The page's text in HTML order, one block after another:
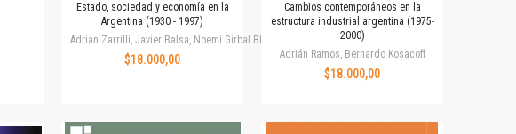
Estado, sociedad y economía en la
Argentina (1930 - 1997)
Adrián Zarrilli, Javier Balsa, Noemí Girbal Blacha
$18.000,00
Cambios contemporáneos en la
estructura industrial argentina (1975-
2000)
Adrián Ramos, Bernardo Kosacoff
$18.000,00